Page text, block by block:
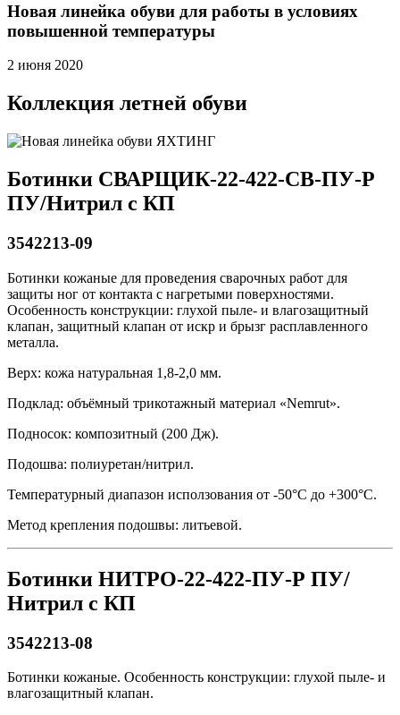
Новая линейка обуви для работы в условиях
повышенной температуры
2 июня 2020
Коллекция летней обуви
Ботинки СВАРЩИК-22-422-СВ-ПУ-Р
ПУ/Нитрил с КП
3542213-09
Ботинки кожаные для проведения сварочных работ для
защиты ног от контакта с нагретыми поверхностями.
Особенность конструкции: глухой пыле- и влагозащитный
клапан, защитный клапан от искр и брызг расплавленного
металла.
Верх: кожа натуральная 1,8-2,0 мм.
Подклад: объёмный трикотажный материал «Nemrut».
Подносок: композитный (200 Дж).
Подошва: полиуретан/нитрил.
Температурный диапазон исползования от -50°С до +300°С.
Метод крепления подошвы: литьевой.
Ботинки НИТРО-22-422-ПУ-Р ПУ/
Нитрил с КП
3542213-08
Ботинки кожаные. Особенность конструкции: глухой пыле- и
влагозащитный клапан.